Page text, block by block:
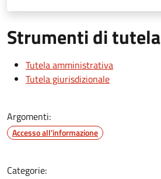
Strumenti di tutela
Tutela amministrativa
Tutela giurisdizionale
Argomenti:
Accesso all'informazione
Categorie: